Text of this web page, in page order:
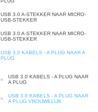
USB 3.0 A-STEKKER NAAR MICRO-
USB-STEKKER
USB 3.0 A-STEKKER NAAR MICRO-
USB-STEKKER
USB 3.0 KABELS - A PLUG NAAR A
PLUG
USB 3.0 KABELS - A PLUG NAAR
A PLUG
USB 3.0 KABELS - A PLUG NAAR
A PLUG VROUWELIJK